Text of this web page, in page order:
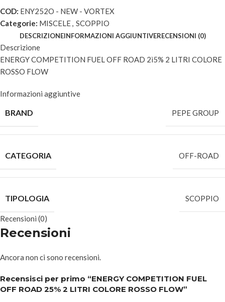
COD: ENY252O - NEW - VORTEX
Categorie: MISCELE, SCOPPIO
DESCRIZIONEINFORMAZIONI AGGIUNTIVERECENSIONI (0)
Descrizione
ENERGY COMPETITION FUEL OFF ROAD 2ì5% 2 LITRI COLORE
ROSSO FLOW
Informazioni aggiuntive
BRAND PEPE GROUP
CATEGORIA OFF-ROAD
TIPOLOGIA SCOPPIO
Recensioni (0)
Recensioni
Ancora non ci sono recensioni.
Recensisci per primo “ENERGY COMPETITION FUEL
OFF ROAD 25% 2 LITRI COLORE ROSSO FLOW”